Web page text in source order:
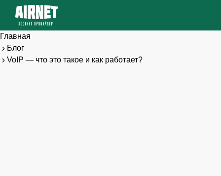
Главная
Блог
VoIP — что это такое и как работает?